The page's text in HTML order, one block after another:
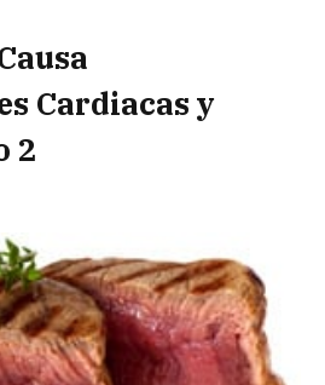
Cardiacas y
2